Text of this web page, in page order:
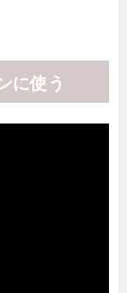
に使う